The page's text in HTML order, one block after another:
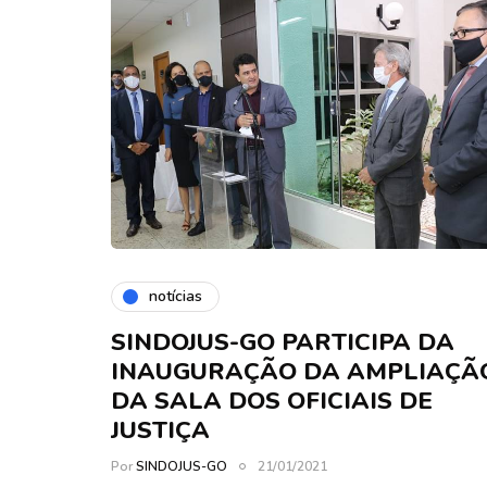
notícias
SINDOJUS-GO PARTICIPA DA
INAUGURAÇÃO DA
DA SALA DOS OFICIAIS DE
JUSTIÇA
PorSINDOJUS-GO 21/01/2021